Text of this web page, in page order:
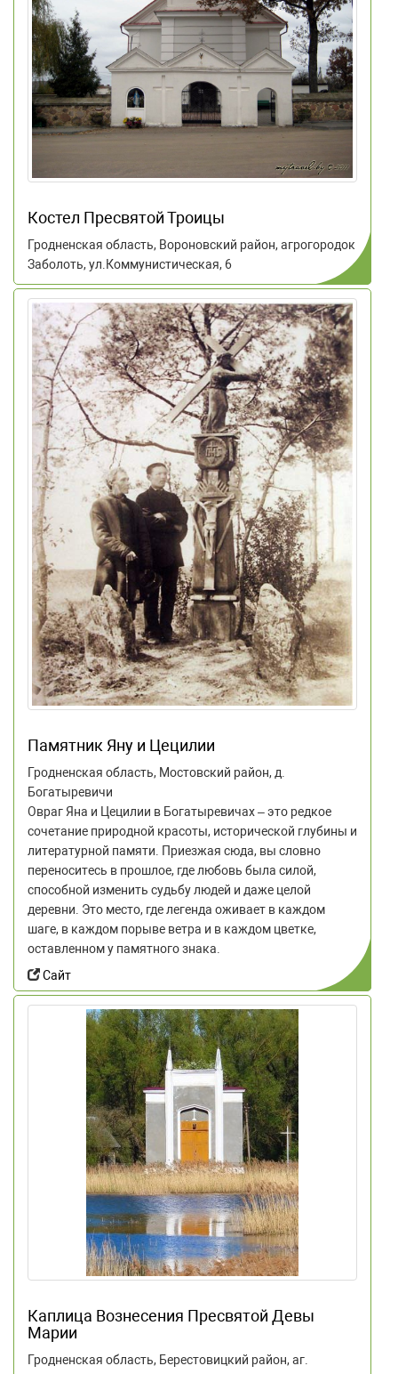
Костел Пресвятой Троицы
Гродненская область, Вороновский район, агрогородок
Заболоть, ул.Коммунистическая, 6
Памятник Яну и Цецилии
Гродненская область, Мостовский район, д.
Богатыревичи
Овраг Яна и Цецилии в Богатыревичах – это редкое
сочетание природной красоты, исторической глубины и
литературной памяти. Приезжая сюда, вы словно
переноситесь в прошлое, где любовь была силой,
способной изменить судьбу людей и даже целой
деревни. Это место, где легенда оживает в каждом
шаге, в каждом порыве ветра и в каждом цветке,
оставленном у памятного знака.
Сайт
Каплица Вознесения Пресвятой Девы
Марии
Гродненская область, Берестовицкий район, аг.